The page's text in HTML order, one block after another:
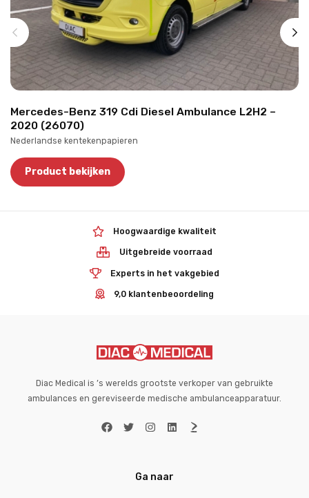
Mercedes-Benz 319 Cdi Diesel Ambulance L2H2 –
2020 (26070)
Nederlandse kentekenpapieren
Product bekijken
Hoogwaardige kwaliteit
Uitgebreide voorraad
Experts in het vakgebied
9,0 klantenbeoordeling
Diac Medical is ’s werelds grootste verkoper van gebruikte
ambulances en gereviseerde medische ambulanceapparatuur.
Ga naar